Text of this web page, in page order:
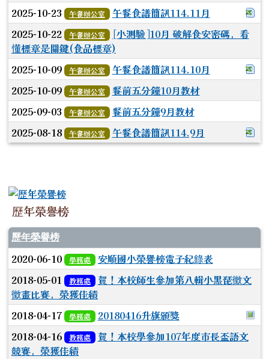
2025-10-23 午餐辦公室
午餐食譜簡訊114.11月
2025-10-22
午餐辦公室
[小測驗]10月 破解食安密碼，看
懂標章是關鍵(食品標章)
2025-10-09 午餐辦公室
午餐食譜簡訊114.10月
2025-10-09
午餐辦公室
餐前五分鐘10月教材
2025-09-03
午餐辦公室
餐前五分鐘9月教材
2025-08-18 午餐辦公室 午餐食譜簡訊114.9月
歷年榮譽榜
歷年榮譽榜
2020-06-10 學務處
安順國小榮譽榜電子紀錄表
2018-05-01
教務處
賀！本校師生參加第八輯小黑琵徵文
徵畫比賽，榮獲佳績
2018-04-17 學務處
20180416升旗頒獎
2018-04-16
教務處
賀！本校學參加107年度市長盃語文
競賽，榮獲佳績